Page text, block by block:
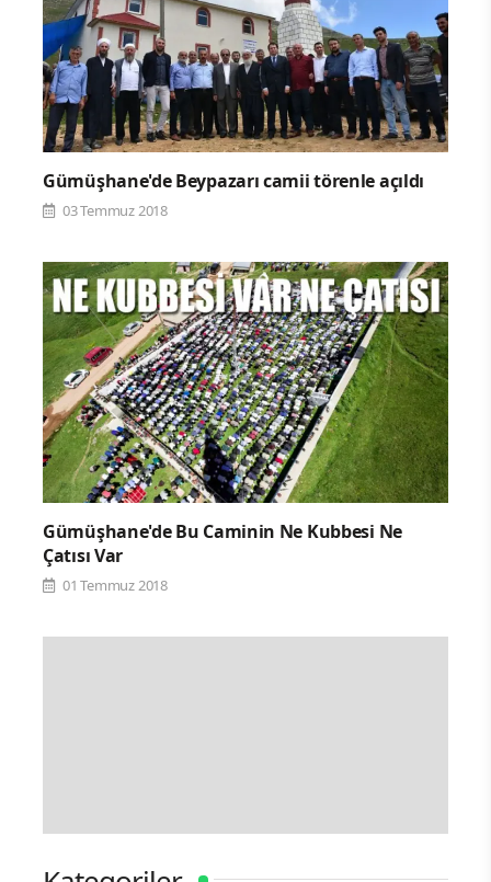
Gümüşhane'de Beypazarı camii törenle açıldı
03 Temmuz 2018
Gümüşhane'de Bu Caminin Ne Kubbesi Ne
Çatısı Var
01 Temmuz 2018